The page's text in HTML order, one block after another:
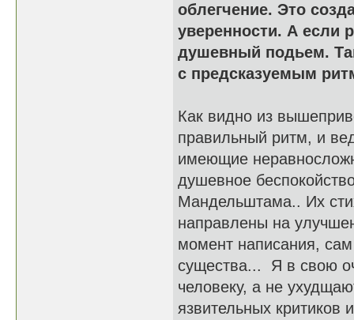
облегчение. Это
уверенности. А если
душевный подьем.
с предсказуемым
Как видно из
правильный ритм, и
имеющие
душевное
Мандельштама.. Их
направлены на
момент написания,
существа... Я в свою
человеку, а не
язвительных